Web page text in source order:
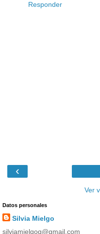
Responder
‹
Ver
Datos personales
Silvia Mielgo
silviamielgog@gmail.com